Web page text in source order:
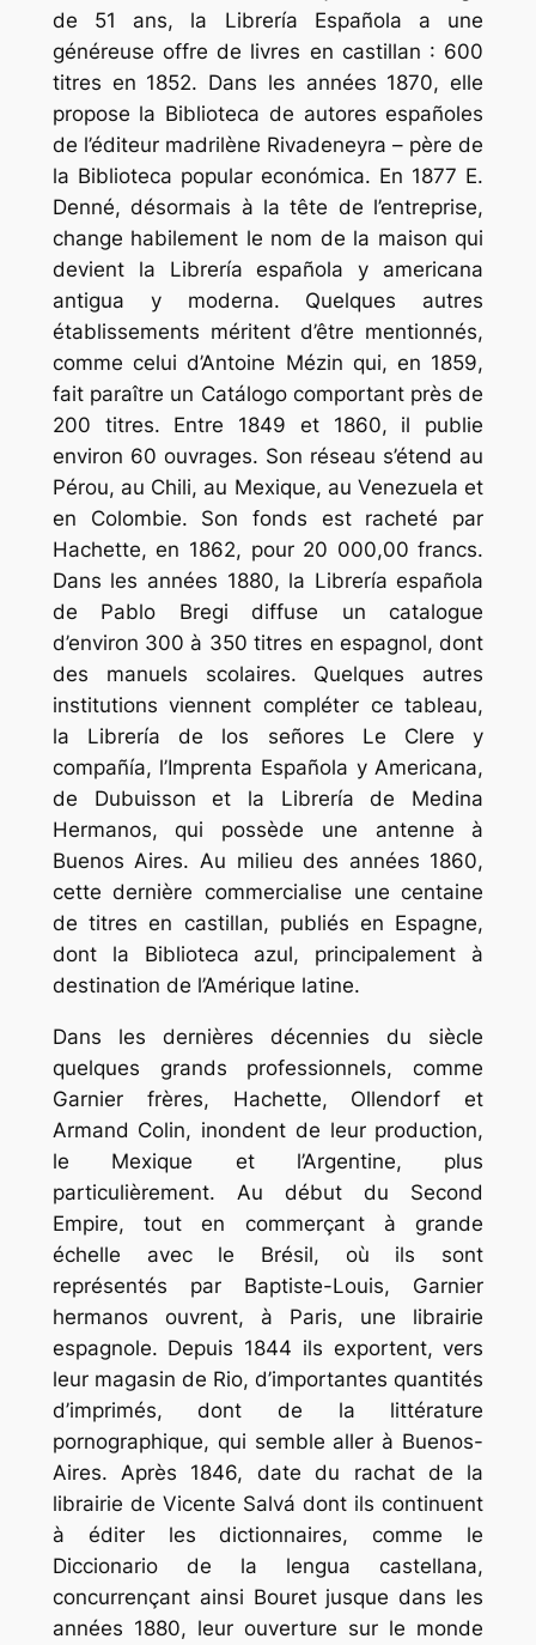
de 51 ans, la Librería Española a une
généreuse offre de livres en castillan : 600
titres en 1852. Dans les années 1870, elle
propose la Biblioteca de autores españoles
de l’éditeur madrilène Rivadeneyra – père de
la Biblioteca popular económica. En 1877 E.
Denné, désormais à la tête de l’entreprise,
change habilement le nom de la maison qui
devient la Librería española y americana
antigua y moderna. Quelques autres
établissements méritent d’être mentionnés,
comme celui d’Antoine Mézin qui, en 1859,
fait paraître un Catálogo comportant près de
200 titres. Entre 1849 et 1860, il publie
environ 60 ouvrages. Son réseau s’étend au
Pérou, au Chili, au Mexique, au Venezuela et
en Colombie. Son fonds est racheté par
Hachette, en 1862, pour 20 000,00 francs.
Dans les années 1880, la Librería española
de Pablo Bregi diffuse un catalogue
d’environ 300 à 350 titres en espagnol, dont
des manuels scolaires. Quelques autres
institutions viennent compléter ce tableau,
la Librería de los señores Le Clere y
compañía, l’Imprenta Española y Americana,
de Dubuisson et la Librería de Medina
Hermanos, qui possède une antenne à
Buenos Aires. Au milieu des années 1860,
cette dernière commercialise une centaine
de titres en castillan, publiés en Espagne,
dont la Biblioteca azul, principalement à
destination de l’Amérique latine.
Dans les dernières décennies du siècle
quelques grands professionnels, comme
Garnier frères, Hachette, Ollendorf et
Armand Colin, inondent de leur production,
le Mexique et l’Argentine, plus
particulièrement. Au début du Second
Empire, tout en commerçant à grande
échelle avec le Brésil, où ils sont
représentés par Baptiste-Louis, Garnier
hermanos ouvrent, à Paris, une librairie
espagnole. Depuis 1844 ils exportent, vers
leur magasin de Rio, d’importantes quantités
d’imprimés, dont de la littérature
pornographique, qui semble aller à Buenos-
Aires. Après 1846, date du rachat de la
librairie de Vicente Salvá dont ils continuent
à éditer les dictionnaires, comme le
Diccionario de la lengua castellana,
concurrençant ainsi Bouret jusque dans les
années 1880, leur ouverture sur le monde